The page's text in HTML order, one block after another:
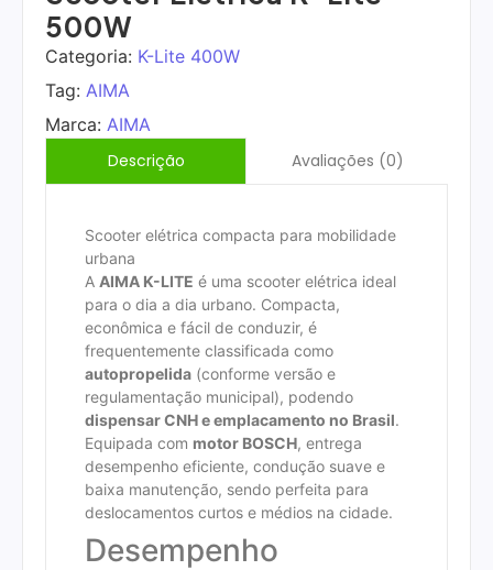
500W
Categoria: K-Lite 400W
Tag: AIMA
Marca: AIMA
Descrição
Avaliações (0)
Scooter elétrica compacta para mobilidade
urbana
A AIMA K-LITE é uma scooter elétrica ideal
para o dia a dia urbano. Compacta,
econômica e fácil de conduzir, é
frequentemente classificada como
autopropelida (conforme versão e
regulamentação municipal), podendo
dispensar CNH e emplacamento no Brasil.
Equipada com motor BOSCH, entrega
desempenho eficiente, condução suave e
baixa manutenção, sendo perfeita para
deslocamentos curtos e médios na cidade.
Desempenho